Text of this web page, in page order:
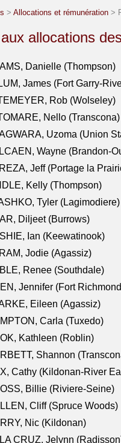
> Allocations et rémunération >
allocations
Danielle (Thompson)
James (Fort Garry-
Rob (Wolseley)
Nello (Transcona)
Uzoma (Union
Wayne (Brandon-
Jeff (Portage la
Kelly (Thompson)
Tyler (Lagimodiere)
Diljeet (Burrows)
Ian (Keewatinook)
Jodie (Agassiz)
Renee (Southdale)
Jennifer (Fort
Eileen (Agassiz)
Carla (Tuxedo)
Kathleen (Roblin)
Shannon
Cathy (Kildonan-River
Billie (Riviere-Seine)
Cliff (Spruce Woods)
Nic (Kildonan)
CRUZ, Jelynn